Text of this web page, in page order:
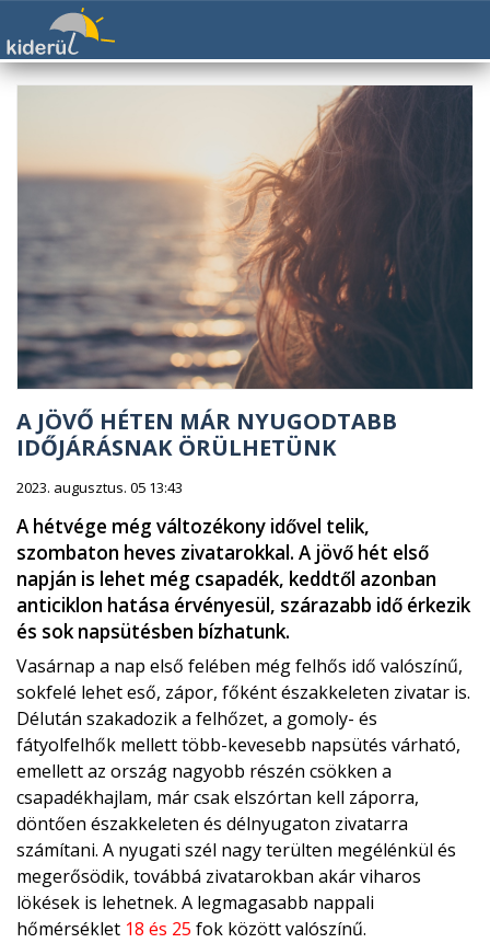
A JÖVŐ HÉTEN MÁR NYUGODTABB
IDŐJÁRÁSNAK ÖRÜLHETÜNK
2023. augusztus. 05 13:43
A hétvége még változékony idővel telik,
szombaton heves zivatarokkal. A jövő hét első
napján is lehet még csapadék, keddtől azonban
anticiklon hatása érvényesül, szárazabb idő érkezik
és sok napsütésben bízhatunk.
Vasárnap a nap első felében még felhős idő valószínű,
sokfelé lehet eső, zápor, főként északkeleten zivatar is.
Délután szakadozik a felhőzet, a gomoly- és
fátyolfelhők mellett több-kevesebb napsütés várható,
emellett az ország nagyobb részén csökken a
csapadékhajlam, már csak elszórtan kell záporra,
döntően északkeleten és délnyugaton zivatarra
számítani. A nyugati szél nagy terülten megélénkül és
megerősödik, továbbá zivatarokban akár viharos
lökések is lehetnek. A legmagasabb nappali
hőmérséklet 18 és 25 fok között valószínű.